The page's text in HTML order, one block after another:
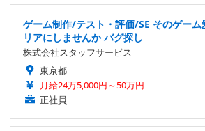
ゲーム制作/テスト・評価/SE そのゲーム
リアにしませんか バグ探し
株式会社スタッフサービス
東京都
月給24万5,000円～50万円
正社員